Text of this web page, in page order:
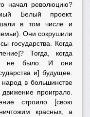
начал революцию?
Белый проект.
в том числе и
Они сокрушили
государства. Когда
Тогда, когда
не было. И они
и] будущее.
в большинстве
проиграло.
строило [свою
красных, а